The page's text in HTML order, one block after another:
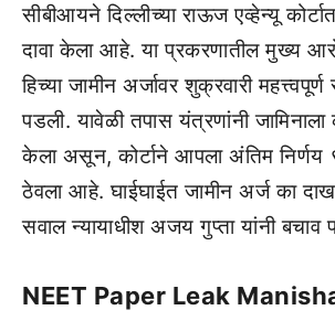
सीबीआयने दिल्लीच्या राऊज एव्हेन्यू
दावा केला आहे. या प्रकरणातील मुख्य
हिच्या जामीन अर्जावर शुक्रवारी
पडली. यावेळी तपास यंत्रणांनी
केला असून, कोर्टाने आपला अंतिम निर्णय
ठेवला आहे. घाईघाईत जामीन अर्ज का
सवाल न्यायाधीश अजय गुप्ता यांनी बचाव
NEET Paper Leak